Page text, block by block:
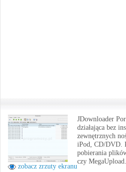
zobacz zrzuty ekranu
JDownloader
działająca bez
zewnętrznych
iPod, CD/DVD.
pobierania
czy MegaUpload.